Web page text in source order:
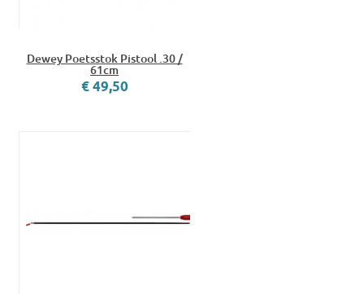
Dewey Poetsstok Pistool .30 /
61cm
€ 49,50